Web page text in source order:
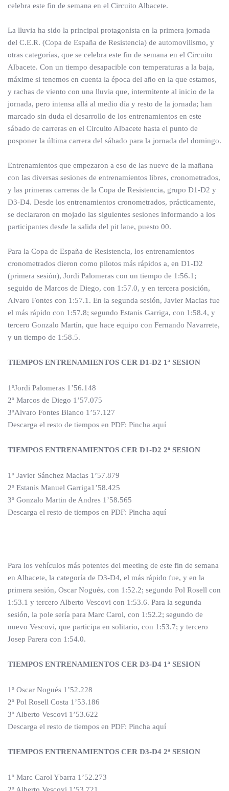
celebra este fin de semana en el Circuito Albacete.
La lluvia ha sido la principal protagonista en la primera jornada
del C.E.R. (Copa de España de Resistencia) de automovilismo, y
otras categorías, que se celebra este fin de semana en el Circuito
Albacete. Con un tiempo desapacible con temperaturas a la baja,
máxime si tenemos en cuenta la época del año en la que estamos,
y rachas de viento con una lluvia que, intermitente al inicio de la
jornada, pero intensa allá al medio día y resto de la jornada; han
marcado sin duda el desarrollo de los entrenamientos en este
sábado de carreras en el Circuito Albacete hasta el punto de
posponer la última carrera del sábado para la jornada del domingo.
Entrenamientos que empezaron a eso de las nueve de la mañana
con las diversas sesiones de entrenamientos libres, cronometrados,
y las primeras carreras de la Copa de Resistencia, grupo D1-D2 y
D3-D4. Desde los entrenamientos cronometrados, prácticamente,
se declararon en mojado las siguientes sesiones informando a los
participantes desde la salida del pit lane, puesto 00.
Para la Copa de España de Resistencia, los entrenamientos
cronometrados dieron como pilotos más rápidos a, en D1-D2
(primera sesión), Jordi Palomeras con un tiempo de 1:56.1;
seguido de Marcos de Diego, con 1:57.0, y en tercera posición,
Alvaro Fontes con 1:57.1. En la segunda sesión, Javier Macias fue
el más rápido con 1:57.8; segundo Estanis Garriga, con 1:58.4, y
tercero Gonzalo Martín, que hace equipo con Fernando Navarrete,
y un tiempo de 1:58.5.
TIEMPOS ENTRENAMIENTOS CER D1-D2 1ª SESION
1ºJordi Palomeras 1’56.148
2º Marcos de Diego 1’57.075
3ºAlvaro Fontes Blanco 1’57.127
Descarga el resto de tiempos en PDF: Pincha aquí
TIEMPOS ENTRENAMIENTOS CER D1-D2 2ª SESION
1º Javier Sánchez Macias 1’57.879
2º Estanis Manuel Garriga1’58.425
3º Gonzalo Martin de Andres 1’58.565
Descarga el resto de tiempos en PDF: Pincha aquí
Para los vehículos más potentes del meeting de este fin de semana
en Albacete, la categoría de D3-D4, el más rápido fue, y en la
primera sesión, Oscar Nogués, con 1:52.2; segundo Pol Rosell con
1:53.1 y tercero Alberto Vescovi con 1:53.6. Para la segunda
sesión, la pole sería para Marc Carol, con 1:52.2; segundo de
nuevo Vescovi, que participa en solitario, con 1:53.7; y tercero
Josep Parera con 1:54.0.
TIEMPOS ENTRENAMIENTOS CER D3-D4 1ª SESION
1º Oscar Nogués 1’52.228
2º Pol Rosell Costa 1’53.186
3º Alberto Vescovi 1’53.622
Descarga el resto de tiempos en PDF: Pincha aquí
TIEMPOS ENTRENAMIENTOS CER D3-D4 2ª SESION
1º Marc Carol Ybarra 1’52.273